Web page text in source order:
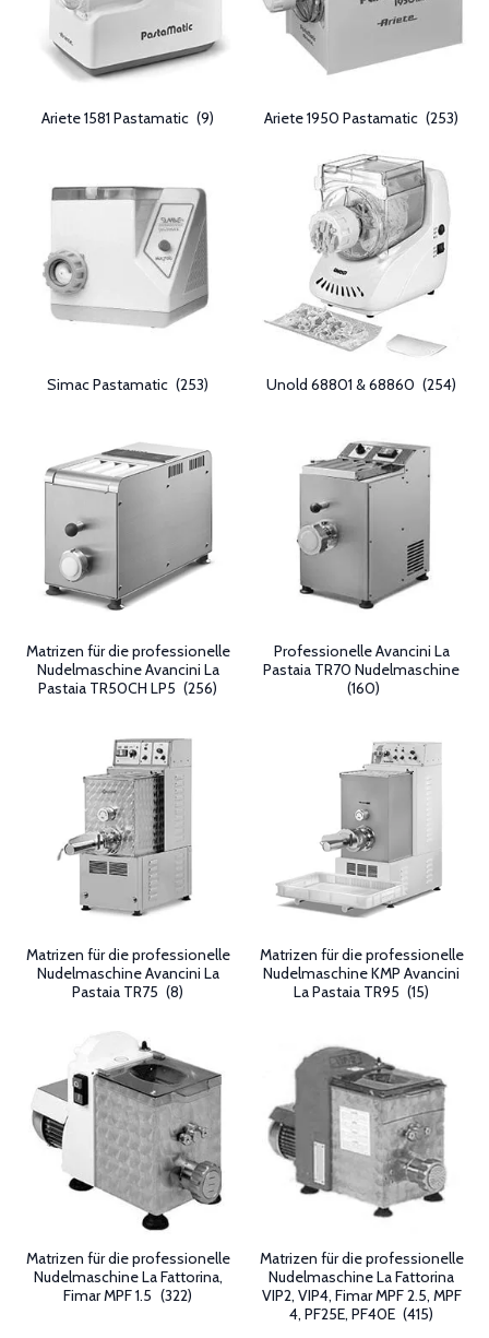
Ariete 1581 Pastamatic (9) Ariete 1950 Pastamatic (253)
Simac Pastamatic (253) Unold 68801 & 68860 (254)
Matrizen für die professionelle
Nudelmaschine Avancini La
Pastaia TR50CH LP5 (256)
Professionelle Avancini La
Pastaia TR70 Nudelmaschine
(160)
Matrizen für die professionelle
Nudelmaschine Avancini La
Pastaia TR75 (8)
Matrizen für die professionelle
Nudelmaschine KMP Avancini
La Pastaia TR95 (15)
Matrizen für die professionelle
Nudelmaschine La Fattorina,
Fimar MPF 1.5 (322)
Matrizen für die professionelle
Nudelmaschine La Fattorina
VIP2, VIP4, Fimar MPF 2.5, MPF
4, PF25E, PF40E (415)